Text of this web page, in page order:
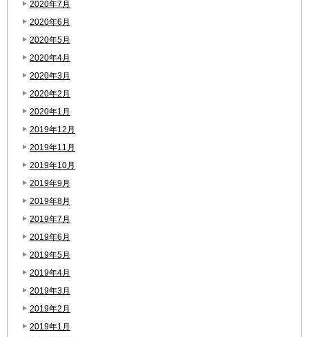
2020年7月
2020年6月
2020年5月
2020年4月
2020年3月
2020年2月
2020年1月
2019年12月
2019年11月
2019年10月
2019年9月
2019年8月
2019年7月
2019年6月
2019年5月
2019年4月
2019年3月
2019年2月
2019年1月